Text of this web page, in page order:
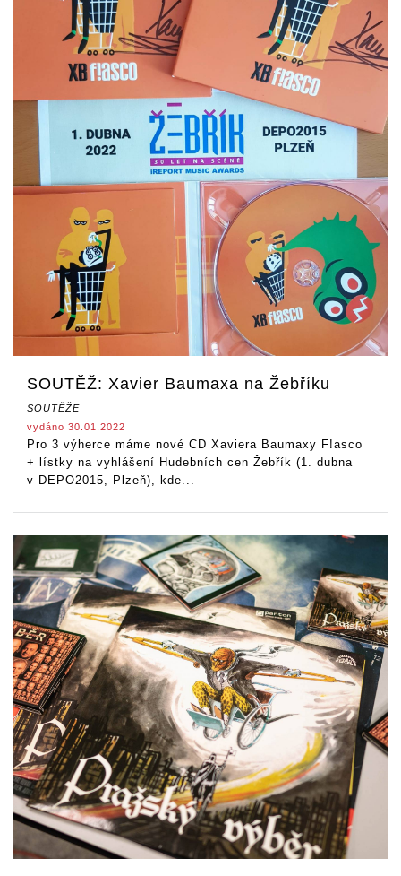
SOUTĚŽ: Xavier Baumaxa na Žebříku
SOUTĚŽE
vydáno 30.01.2022
Pro 3 výherce máme nové CD Xaviera Baumaxy F!asco
+ lístky na vyhlášení Hudebních cen Žebřík (1. dubna
v DEPO2015, Plzeň), kde...